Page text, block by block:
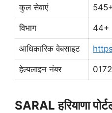
कुल सेवाएं
विभाग 44+
आधिकारिक वेबसाइट
हेल्पलाइन नंबर
SARAL हरियाणा